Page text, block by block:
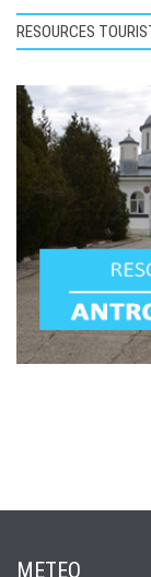
RESOURCES
METEO